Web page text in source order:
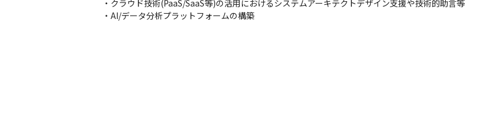
・クラウド技術(PaaS/SaaS等)の活用におけるシステムアーキテクトデザイン支援や技術的助言等
・AI/データ分析プラットフォームの構築